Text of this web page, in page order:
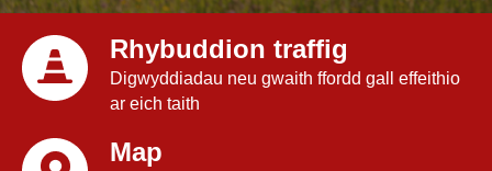
Rhybuddion traffig
Digwyddiadau neu gwaith ffordd gall effeithio
ar eich taith
Map